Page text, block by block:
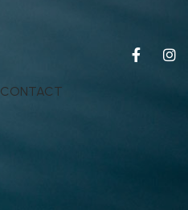
CONTACT